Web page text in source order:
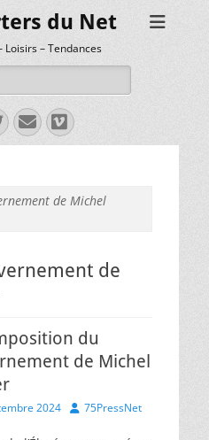
du Net
Loisirs – Tendances
E-
mail
Vimeo
de Michel
de
du
de Michel
2024 Author
75PressNet